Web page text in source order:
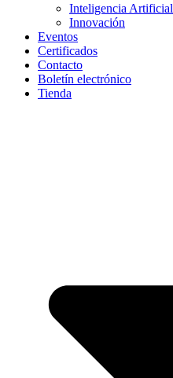
Inteligencia Artificial
Innovación
Eventos
Certificados
Contacto
Boletín electrónico
Tienda